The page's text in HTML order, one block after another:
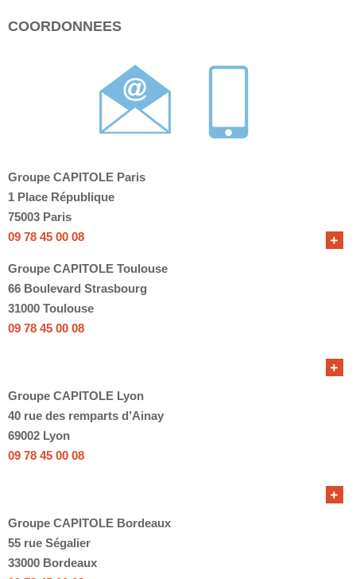
COORDONNEES
Groupe CAPITOLE Paris
1 Place République
75003 Paris
09 78 45 00 08
Groupe CAPITOLE Toulouse
66 Boulevard Strasbourg
31000 Toulouse
09 78 45 00 08
Groupe CAPITOLE Lyon
40 rue des remparts d’Ainay
69002 Lyon
09 78 45 00 08
Groupe CAPITOLE Bordeaux
55 rue Ségalier
33000 Bordeaux